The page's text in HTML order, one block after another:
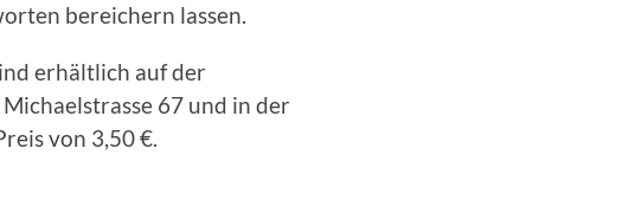
bereichern lassen.
erhältlich auf der
67 und in der
von 3,50 €.